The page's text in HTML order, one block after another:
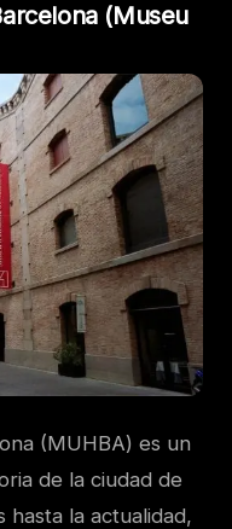
(Museu
(MUHBA) es un
de la ciudad de
hasta la actualidad,